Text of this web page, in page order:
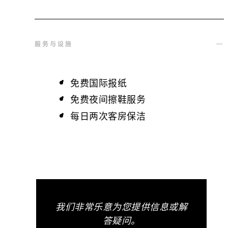
服务与设施
免费国际报纸
免费夜间擦鞋服务
每日两次客房保洁
我们非常乐意为您提供信息或解
答疑问。